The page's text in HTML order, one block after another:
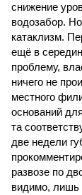
снижение
водозабор.
катаклизм.
ещё в
проблему,
ничего не
местного
оснований
та
две недели
развозе по
видимо, лишь